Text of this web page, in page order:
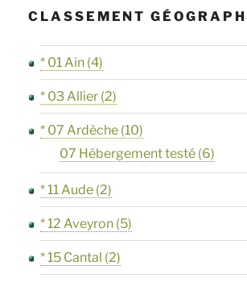
CLASSEMENT
* 01 Ain (4)
* 03 Allier (2)
* 07 Ardèche (10)
07 Hébergement testé (6)
* 11 Aude (2)
* 12 Aveyron (5)
* 15 Cantal (2)